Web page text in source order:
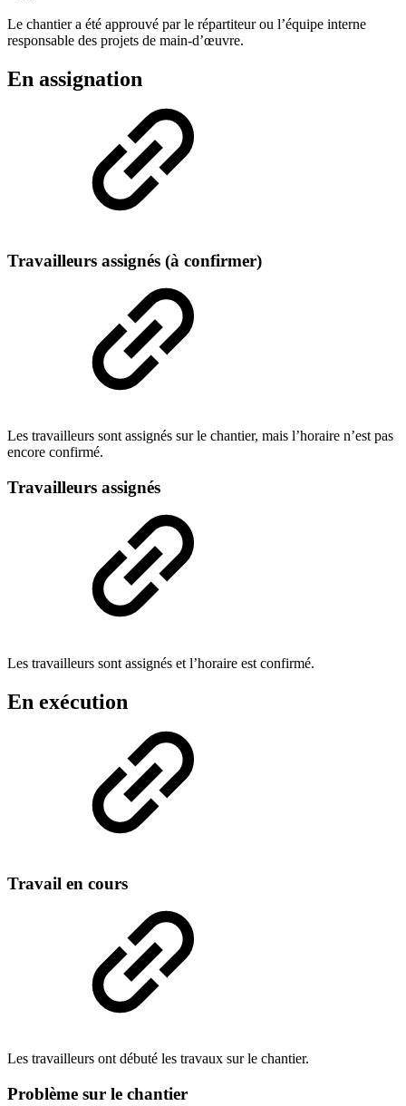
Le chantier a été approuvé par le répartiteur ou l’équipe interne
responsable des projets de main-d’œuvre.
En assignation
Travailleurs assignés (à confirmer)
Les travailleurs sont assignés sur le chantier, mais l’horaire n’est pas
encore confirmé.
Travailleurs assignés
Les travailleurs sont assignés et l’horaire est confirmé.
En exécution
Travail en cours
Les travailleurs ont débuté les travaux sur le chantier.
Problème sur le chantier